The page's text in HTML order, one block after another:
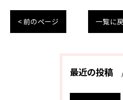
< 前のページ 一覧に
最近の投稿